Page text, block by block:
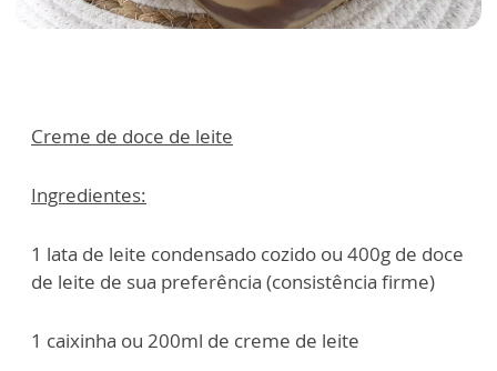
Creme de doce de leite
Ingredientes:
1 lata de leite condensado cozido ou 400g de doce
de leite de sua preferência (consistência firme)
1 caixinha ou 200ml de creme de leite